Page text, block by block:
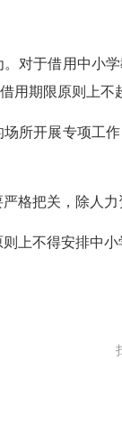
于借用中小学
用期限原则上
开展专项工作
把关，除人力
不得安排中小